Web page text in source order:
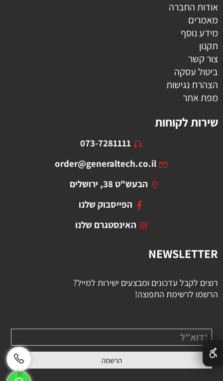
אודות החברה
מאמרים
מידע נוסף
תקנון
צור קשר
ביטול עסקה
הצהרת נגישות
מפת אתר
שירות לקוחות
073-7281111
order@generaltech.co.il
הבעש"ט 38, ירושלים
הפייסבוק שלנו
האינסטגרם שלנו
NEWSLETTER
רוצים לקבל עדכונים ומבצעים ישירות למייל?
הרשמו לרשימת התפוצה!
✕